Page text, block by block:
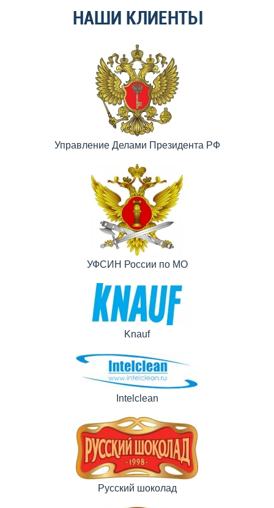
НАШИ КЛИЕНТЫ
Управление Делами Президента РФ
УФСИН России по МО
Knauf
Intelclean
Русский шоколад